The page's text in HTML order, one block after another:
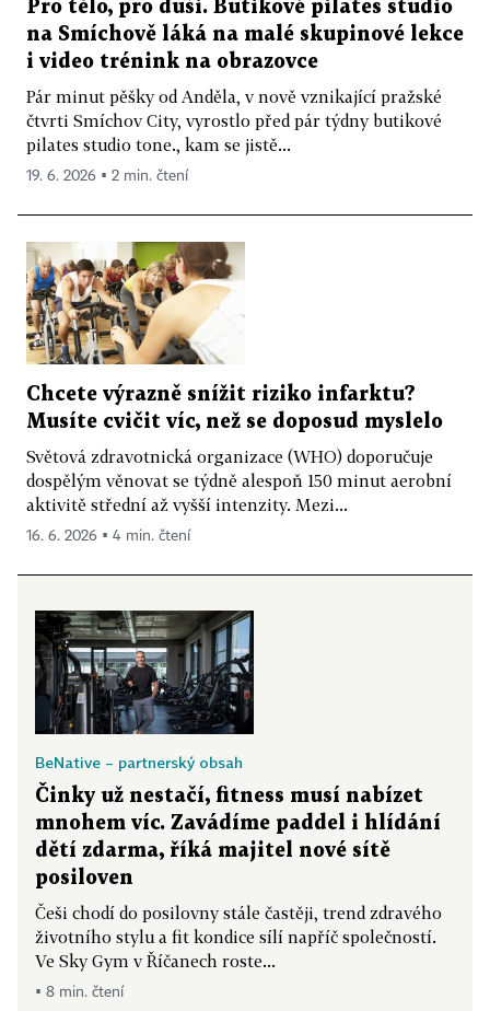
Pro tělo, pro duši. Butikové pilates studio
na Smíchově láká na malé skupinové lekce
i video trénink na obrazovce
Pár minut pěšky od Anděla, v nově vznikající pražské
čtvrti Smíchov City, vyrostlo před pár týdny butikové
pilates studio tone., kam se jistě...
19. 6. 2026 ▪ 2 min. čtení
Chcete výrazně snížit riziko infarktu?
Musíte cvičit víc, než se doposud myslelo
Světová zdravotnická organizace (WHO) doporučuje
dospělým věnovat se týdně alespoň 150 minut aerobní
aktivitě střední až vyšší intenzity. Mezi...
16. 6. 2026 ▪ 4 min. čtení
BeNative – partnerský obsah
Činky už nestačí, fitness musí nabízet
mnohem víc. Zavádíme paddel i hlídání
dětí zdarma, říká majitel nové sítě
posiloven
Češi chodí do posilovny stále častěji, trend zdravého
životního stylu a fit kondice sílí napříč společností.
Ve Sky Gym v Říčanech roste...
▪ 8 min. čtení